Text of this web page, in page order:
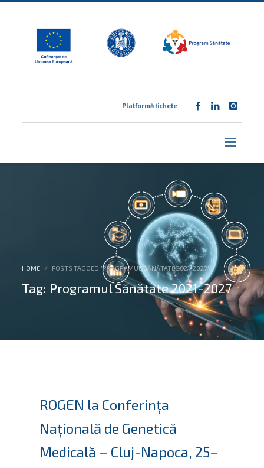
Platformă tichete
HOME POSTS TAGGED "PROGRAMUL SĂNĂTATE 2021-2027"
Tag: Programul Sănătate 2021-2027
ROGEN la Conferința
Națională de Genetică
Medicală – Cluj-Napoca, 25–